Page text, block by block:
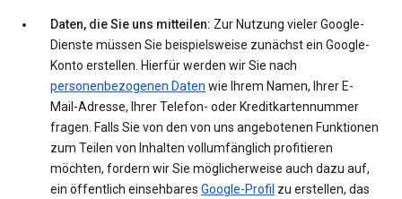
Daten, die Sie uns mitteilen: Zur Nutzung vieler Google-
Dienste müssen Sie beispielsweise zunächst ein Google-
Konto erstellen. Hierfür werden wir Sie nach
personenbezogenen Daten wie Ihrem Namen, Ihrer E-
Mail-Adresse, Ihrer Telefon- oder Kreditkartennummer
fragen. Falls Sie von den von uns angebotenen Funktionen
zum Teilen von Inhalten vollumfänglich profitieren
möchten, fordern wir Sie möglicherweise auch dazu auf,
ein öffentlich einsehbares Google-Profil zu erstellen, das